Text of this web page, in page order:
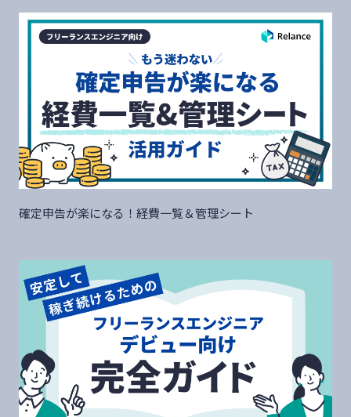
確定申告が楽になる！経費一覧＆管理シート